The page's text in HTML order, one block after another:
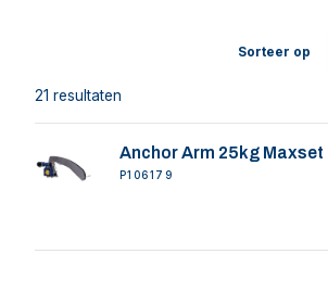
21 resultaten
Sorteer op
Anchor Arm 25kg Maxset
P106179